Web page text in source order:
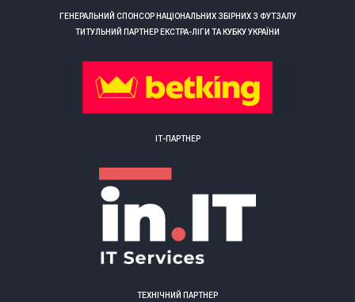
ГЕНЕРАЛЬНИЙ СПОНСОР НАЦІОНАЛЬНИХ ЗБІРНИХ З ФУТЗАЛУ
ТИТУЛЬНИЙ ПАРТНЕР ЕКСТРА-ЛІГИ ТА КУБКУ УКРАЇНИ
ІТ-ПАРТНЕР
ТЕХНІЧНИЙ ПАРТНЕР